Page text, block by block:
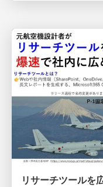
リサーチツールを